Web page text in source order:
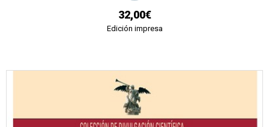
32,00€
Edición impresa